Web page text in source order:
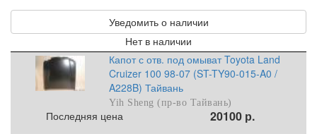
Уведомить о наличии
Нет в наличии
Капот с отв. под омыват Toyota Land
Cruizer 100 98-07 (ST-TY90-015-A0 /
A228B) Тайвань
Yih Sheng (пр-во Тайвань)
Последняя цена 20100 р.